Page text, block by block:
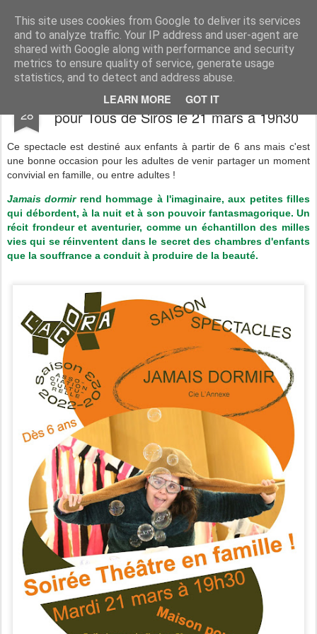
This site uses cookies from Google to deliver its services
and to analyze traffic. Your IP address and user-agent are
shared with Google along with performance and security
metrics to ensure quality of service, generate usage
statistics, and to detect and address abuse.
LEARN MORE GOT IT
Association du Temps Libre de Siros Association sportive et socio-culturelle
Pages
28
Spectacle "JAMAIS DORMIR" à la Maison
pour Tous de Siros le 21 mars à 19h30
Ce spectacle est destiné aux enfants à partir de 6 ans mais c'est
une bonne occasion pour les adultes de venir partager un moment
convivial en famille, ou entre adultes !
Jamais dormirrend hommage à l'imaginaire, aux petites filles
qui débordent, à la nuit et à son pouvoir fantasmagorique. Un
récit frondeur et aventurier, comme un échantillon des milles
vies qui se réinventent dans le secret des chambres d'enfants
que la souffrance a conduit à produire de la beauté.